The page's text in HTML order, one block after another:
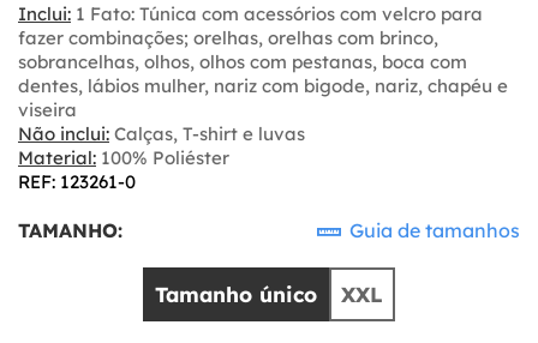
Inclui: 1 Fato: Túnica com acessórios com velcro para
fazer combinações; orelhas, orelhas com brinco,
sobrancelhas, olhos, olhos com pestanas, boca com
dentes, lábios mulher, nariz com bigode, nariz, chapéu e
viseira
Não inclui: Calças, T-shirt e luvas
Material: 100% Poliéster
REF: 123261-0
TAMANHO: Guia de tamanhos
Tamanho único XXL